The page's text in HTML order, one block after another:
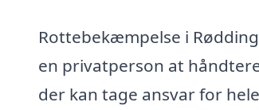
Rottebekæmpelse i
en privatperson at
der kan tage ansvar for